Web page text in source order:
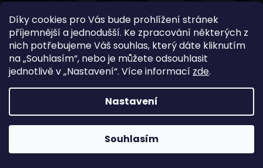
Díky cookies pro Vás bude prohlížení stránek
příjemnější a jednodušší. Ke zpracování některých z
nich potřebujeme Váš souhlas, který dáte kliknutím
na „Souhlasím“, nebo je můžete odsouhlasit
jednotlivě v „Nastavení“. Více informací zde.
Nastavení
Souhlasím
SLEDUJTE NÁS
Copyright 2026WMX STORE. Všechna práva
vyhrazena.